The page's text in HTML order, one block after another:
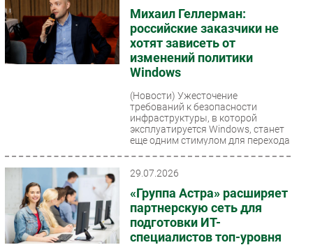
Михаил Геллерман:
российские заказчики не
хотят зависеть от
изменений политики
Windows
(Новости) Ужесточение
требований к безопасности
инфраструктуры, в которой
эксплуатируется Windows, станет
еще одним стимулом для перехода
29.07.2026
«Группа Астра» расширяет
партнерскую сеть для
подготовки ИТ-
специалистов топ-уровня